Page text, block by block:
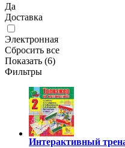
Да
Доставка
Электронная
Сбросить все
Показать (6)
Фильтры
Интерактивный